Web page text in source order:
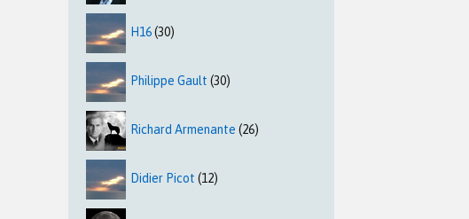
H16(30)
Philippe Gault (30)
Richard Armenante (26)
Didier Picot (12)